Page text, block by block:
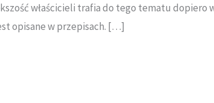
właścicieli trafia do tego tematu dopiero
opisane w przepisach. […]